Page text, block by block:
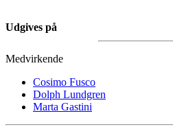
Udgives på
Medvirkende
Cosimo Fusco
Dolph Lundgren
Marta Gastini